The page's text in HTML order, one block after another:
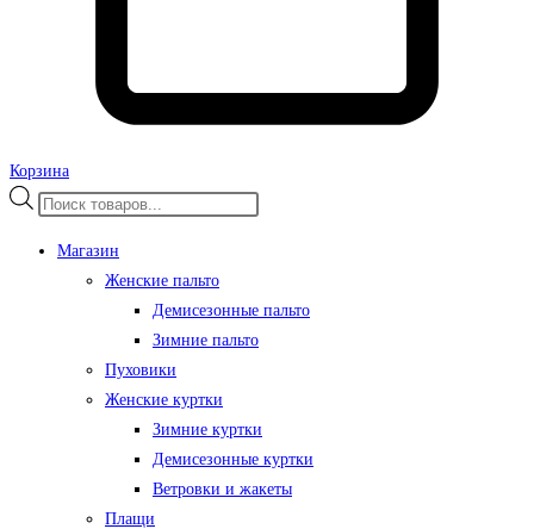
Корзина
Поиск
Магазин
Женские пальто
Демисезонные пальто
Зимние пальто
Пуховики
Женские куртки
Зимние куртки
Демисезонные куртки
Ветровки и жакеты
Плащи